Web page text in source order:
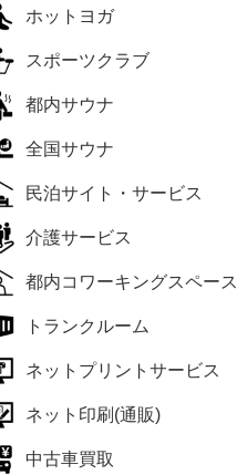
ホットヨガ
スポーツクラブ
都内サウナ
全国サウナ
民泊サイト・サービス
介護サービス
都内コワーキングスペース
トランクルーム
ネットプリントサービス
ネット印刷(通販)
中古車買取